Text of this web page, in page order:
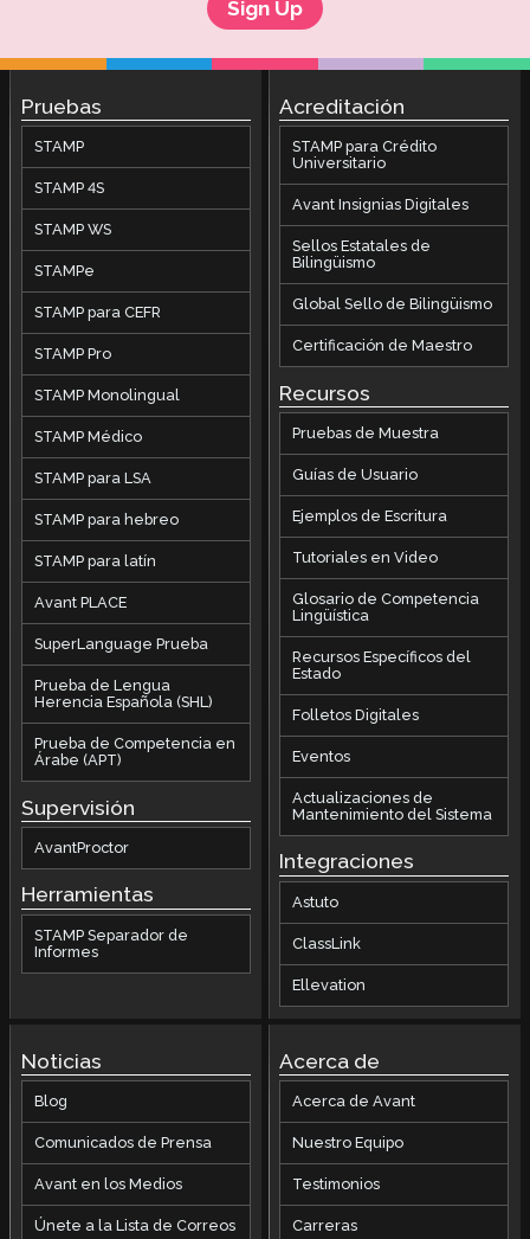
Sign Up
Pruebas
STAMP
STAMP 4S
STAMP WS
STAMPe
STAMP para CEFR
STAMP Pro
STAMP Monolingual
STAMP Médico
STAMP para LSA
STAMP para hebreo
STAMP para latín
Avant PLACE
SuperLanguage Prueba
Prueba de Lengua
Herencia Española (SHL)
Prueba de Competencia en
Árabe (APT)
Supervisión
AvantProctor
Herramientas
STAMP Separador de
Informes
Acreditación
STAMP para Crédito
Universitario
Avant Insignias Digitales
Sellos Estatales de
Bilingüismo
Global Sello de Bilingüismo
Certificación de Maestro
Recursos
Pruebas de Muestra
Guías de Usuario
Ejemplos de Escritura
Tutoriales en Video
Glosario de Competencia
Lingüística
Recursos Específicos del
Estado
Folletos Digitales
Eventos
Actualizaciones de
Mantenimiento del Sistema
Integraciones
Astuto
ClassLink
Ellevation
Noticias
Blog
Comunicados de Prensa
Avant en los Medios
Únete a la Lista de Correos
Acerca de
Acerca de Avant
Nuestro Equipo
Testimonios
Carreras